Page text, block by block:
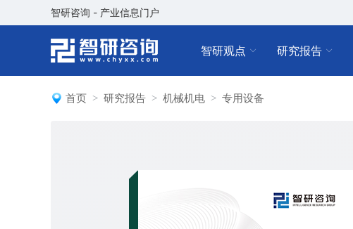
智研咨询 - 产业信息门户
智研观点 研究报告
首页 研究报告 机械机电 专用设备